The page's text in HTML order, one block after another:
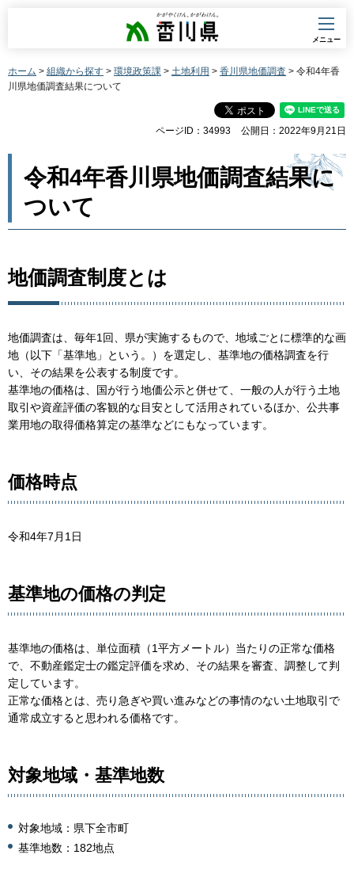
香川県
メニュー
ホーム > 組織から探す > 環境政策課 > 土地利用 > 香川県地価調査 > 令和4年香
川県地価調査結果について
ページID：34993 公開日：2022年9月21日
令和4年香川県地価調査結果に
ついて
地価調査制度とは
地価調査は、毎年1回、県が実施するもので、地域ごとに標準的な画
地（以下「基準地」という。）を選定し、基準地の価格調査を行
い、その結果を公表する制度です。
基準地の価格は、国が行う地価公示と併せて、一般の人が行う土地
取引や資産評価の客観的な目安として活用されているほか、公共事
業用地の取得価格算定の基準などにもなっています。
価格時点
令和4年7月1日
基準地の価格の判定
基準地の価格は、単位面積（1平方メートル）当たりの正常な価格
で、不動産鑑定士の鑑定評価を求め、その結果を審査、調整して判
定しています。
正常な価格とは、売り急ぎや買い進みなどの事情のない土地取引で
通常成立すると思われる価格です。
対象地域・基準地数
対象地域：県下全市町
基準地数：182地点